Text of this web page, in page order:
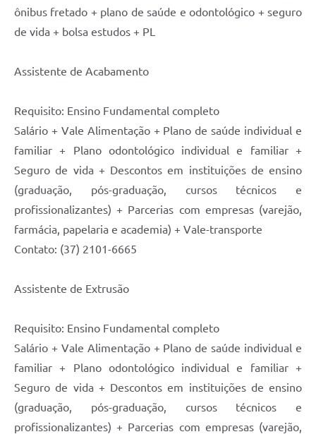
ônibus fretado + plano de saúde e odontológico + seguro
de vida + bolsa estudos + PL
Assistente de Acabamento
Requisito: Ensino Fundamental completo
Salário + Vale Alimentação + Plano de saúde individual e
familiar + Plano odontológico individual e familiar +
Seguro de vida + Descontos em instituições de ensino
(graduação, pós-graduação, cursos técnicos e
profissionalizantes) + Parcerias com empresas (varejão,
farmácia, papelaria e academia) + Vale-transporte
Contato: (37) 2101-6665
Assistente de Extrusão
Requisito: Ensino Fundamental completo
Salário + Vale Alimentação + Plano de saúde individual e
familiar + Plano odontológico individual e familiar +
Seguro de vida + Descontos em instituições de ensino
(graduação, pós-graduação, cursos técnicos e
profissionalizantes) + Parcerias com empresas (varejão,